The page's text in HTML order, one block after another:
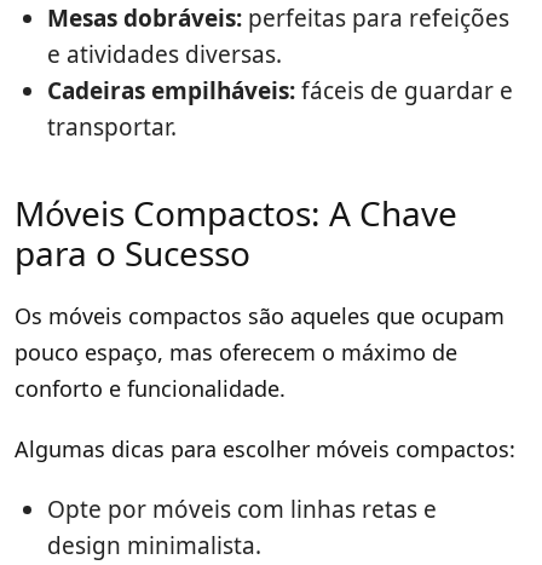
Mesas dobráveis: perfeitas para refeições
e atividades diversas.
Cadeiras empilháveis:fáceis de guardar e
transportar.
Móveis Compactos: A Chave
para o Sucesso
Os móveis compactos são aqueles que ocupam
pouco espaço, mas oferecem o máximo de
conforto e funcionalidade.
Algumas dicas para escolher móveis compactos:
Opte por móveis com linhas retas e
design minimalista.